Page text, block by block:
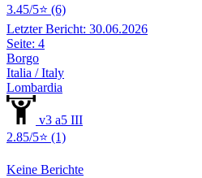
3.45/5⭐ (6)
Letzter Bericht: 30.06.2026
Seite: 4
Borgo
Italia / Italy
Lombardia
v3 a5 III
2.85/5⭐ (1)
Keine Berichte